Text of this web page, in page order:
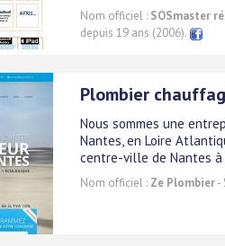
Nom officiel : SOSmaster
depuis 19 ans (2006).
Plombier
Nous sommes une
Nantes, en Loire
centre-ville de Nantes
Nom officiel : Ze Plombier-